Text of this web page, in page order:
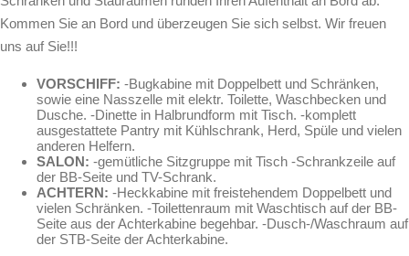
Kommen Sie an Bord und überzeugen Sie sich selbst. Wir freuen
uns auf Sie!!!
VORSCHIFF: -Bugkabine mit Doppelbett und Schränken,
sowie eine Nasszelle mit elektr. Toilette, Waschbecken und
Dusche. -Dinette in Halbrundform mit Tisch. -komplett
ausgestattete Pantry mit Kühlschrank, Herd, Spüle und vielen
anderen Helfern.
SALON: -gemütliche Sitzgruppe mit Tisch -Schrankzeile auf
der BB-Seite und TV-Schrank.
ACHTERN: -Heckkabine mit freistehendem Doppelbett und
vielen Schränken. -Toilettenraum mit Waschtisch auf der BB-
Seite aus der Achterkabine begehbar. -Dusch-/Waschraum auf
der STB-Seite der Achterkabine.